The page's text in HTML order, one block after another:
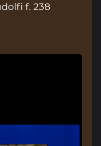
f. 238